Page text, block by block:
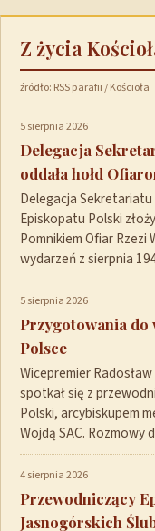
Z życia
źródło: RSS parafii / Kościoła
5 sierpnia 2026
Delegacja
oddała hołd
Delegacja
Episkopatu Polski
Pomnikiem Ofiar Rzezi
wydarzeń z sierpnia
5 sierpnia 2026
Przygotowania do
Polsce
Wicepremier
spotkał się z
Polski, arcybiskupem
Wojdą SAC. Rozmowy
4 sierpnia 2026
Przewodniczący
Jasnogórskich